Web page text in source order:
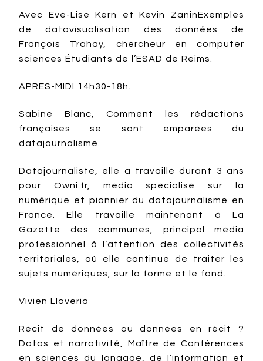
Avec Eve-Lise Kern et Kevin ZaninExemples
de datavisualisation des données de
François Trahay, chercheur en computer
sciences Étudiants de l’ESAD de Reims.
APRES-MIDI 14h30-18h.
Sabine Blanc, Comment les rédactions
françaises se sont emparées du
datajournalisme.
Datajournaliste, elle a travaillé durant 3 ans
pour Owni.fr, média spécialisé sur la
numérique et pionnier du datajournalisme en
France. Elle travaille maintenant à La
Gazette des communes, principal média
professionnel à l’attention des collectivités
territoriales, où elle continue de traiter les
sujets numériques, sur la forme et le fond.
Vivien Lloveria
Récit de données ou données en récit ?
Datas et narrativité, Maître de Conférences
en sciences du langage, de l’information et